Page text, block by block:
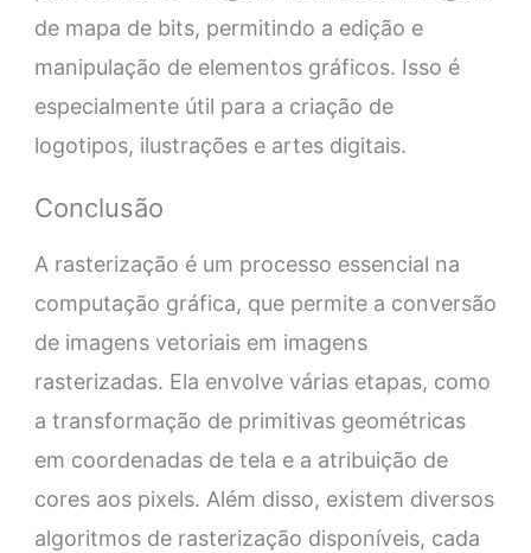
de mapa de bits, permitindo a edição e
manipulação de elementos gráficos. Isso é
especialmente útil para a criação de
logotipos, ilustrações e artes digitais.
Conclusão
A rasterização é um processo essencial na
computação gráfica, que permite a conversão
de imagens vetoriais em imagens
rasterizadas. Ela envolve várias etapas, como
a transformação de primitivas geométricas
em coordenadas de tela e a atribuição de
cores aos pixels. Além disso, existem diversos
algoritmos de rasterização disponíveis, cada